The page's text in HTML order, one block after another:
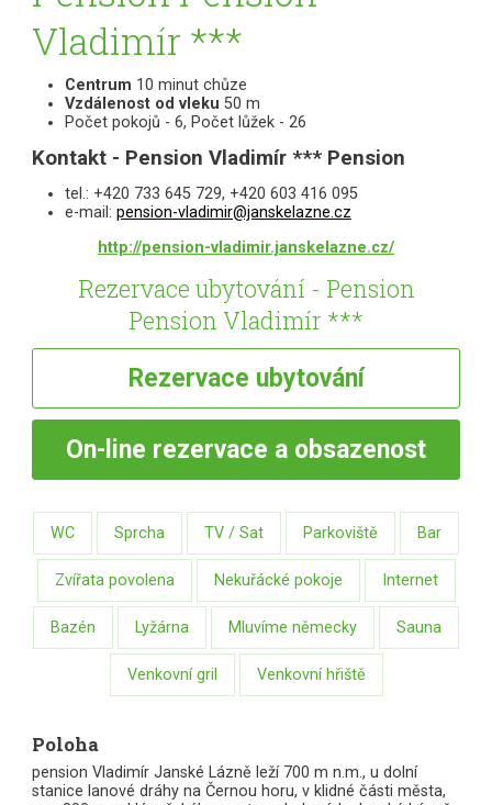
Vladimír ***
Centrum 10 minut chůze
Vzdálenost od vleku 50 m
Počet pokojů - 6, Počet lůžek - 26
Kontakt - Pension Vladimír *** Pension
tel.: +420 733 645 729, +420 603 416 095
e-mail: pension-vladimir@janskelazne.cz
http://pension-vladimir.janskelazne.cz/
Rezervace ubytování - Pension
Pension Vladimír ***
Rezervace ubytování
On-line rezervace a obsazenost
WC Sprcha TV / Sat Parkoviště Bar
Zvířata povolena Nekuřácké pokoje Internet
Bazén Lyžárna Mluvíme německy Sauna
Venkovní gril Venkovní hřiště
Poloha
pension Vladimír Janské Lázně leží 700 m n.m., u dolní
stanice lanové dráhy na Černou horu, v klidné části města,